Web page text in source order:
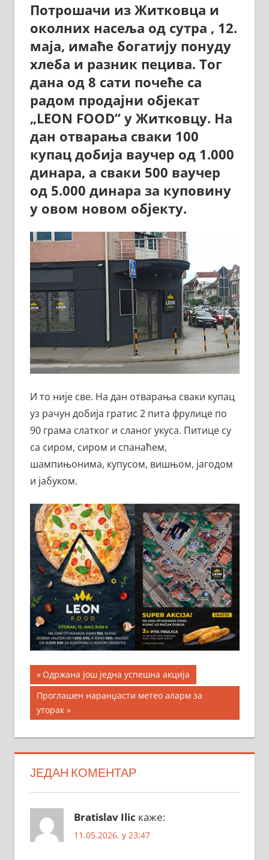
Потрошачи из Житковца и
околних насеља од сутра , 12.
маја, имаће богатију понуду
хлеба и разник пецива. Тог
дана од 8 сати почеће са
радом продајни објекат
„LEON FOOD“ у Житковцу. На
дан отварања сваки 100
купац добија ваучер од 1.000
динара, а сваки 500 ваучер
од 5.000 динара за куповину
у овом новом објекту.
И то није све. На дан отварања сваки купац
уз рачун добија гратис 2 пита фрулице по
90 грама слатког и сланог укуса. Питице су
са сиром, сиром и спанаћем,
шампињонима, купусом, вишњом, јагодом
и јабуком.
Кретање
чланка
Previous
Post:
Одржана још једна успешна акција
Next
Post:
Проглашен наранџасти метео аларм за
уторак
ЈЕДАН КОМЕНТАР
Bratislav Ilic каже:
11.05.2026. у 23:47